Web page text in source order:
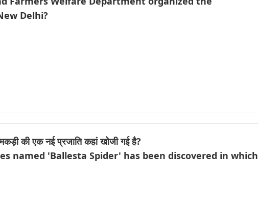
Delhi?
की एक नई प्रजाति कहां खोजी गई है?
named 'Ballesta Spider' has been discovered in which